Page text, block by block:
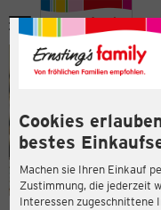
Cookies
bestes
Machen sie Ihren Einkauf
Zustimmung, die jederzeit
Interessen zugeschnittene
Menü